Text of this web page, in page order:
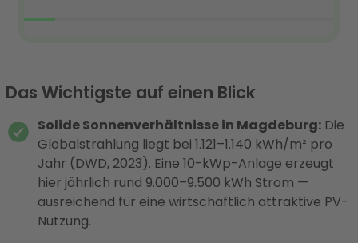
Das Wichtigste auf einen Blick
Solide Sonnenverhältnisse in Magdeburg: Die
Globalstrahlung liegt bei 1.121–1.140 kWh/m² pro
Jahr (DWD, 2023). Eine 10-kWp-Anlage erzeugt
hier jährlich rund 9.000–9.500 kWh Strom —
ausreichend für eine wirtschaftlich attraktive PV-
Nutzung.